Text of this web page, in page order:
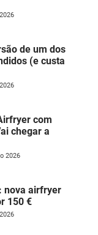
de um dos
(e custa
com
chegar a
2026
nova airfryer
150 €